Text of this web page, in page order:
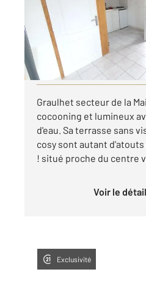
Appartement
330 €
par mois charges comprises
Visiter le site dédié
Graulhet secteur de la
cocooning et lumineux
d'eau. Sa terrasse sans
cosy sont autant
! situé proche du centre
Voir le
Exclusivité